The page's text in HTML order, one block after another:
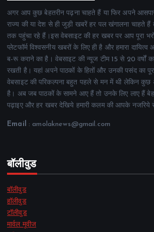
अगर आप कुछ बेहतरीन पढ़ना चाहते हैं या फिर अपने
राज्य की या देश से ही जुड़ी खबरें हर पल खंगालना चाहते हैं
तक पहुंचा रहे हैं।इस वेबसाइट की हर खबर पर आप पूरा
प्लेटफॉर्म विश्वसनीय खबरों के लिए ही है और हमारा
ब-रू कराने का है। वेबसाइट की न्यूज टीम 15 से 20 वर्षों
रखती है। यहां अपने पाठकों के हितों और उनकी पसंद का
वेबसाइट की परिकल्पना बहुत पहले से मन में थी लेकिन कुछ
है। अब जब पाठकों के सामने आए हैं तो उनके लिए लाए हैं
पढ़ाइए और हर खबर देखिये हमारी कलम की आपके नजरिये
Email : amolaknews@gmail.com
बॉलीवुड
बॉलीवुड
हॉलीवुड
टॉलीवुड
मार्वल मूवीज